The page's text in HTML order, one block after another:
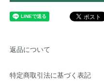
返品について
特定商取引法に基づく表記